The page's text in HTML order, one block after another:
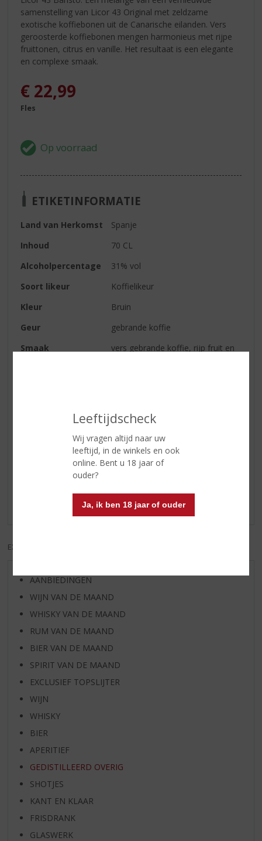
Leeftijdscheck
Wij vragen altijd naar uw
leeftijd, in de winkels en ook
online. Bent u 18 jaar of
ouder?
Ja, ik ben 18 jaar of ouder
samenstelling van Licor 43 Original met zeldzame
exotische koffiebonen uit de Canarische eilanden. Vers
geroosterde koffiebonen mengen harmonieus met rijpe
fruittonen, citrus en vanille. Het resultaat is een elegante
en complexe smaak.
€ 22,99
Fles
ETIKETINFORMATIE
Land van Herkomst
Spanje
Inhoud
70 CL
Alcoholpercentage
31% vol
Soort likeur
Koffielikeur
Kleur
Bruin
Geur
gebrande koffie
Smaak
vers gebrande koffie, rijp fruit en
heerlijk over het ijs
Reviews
Er zijn nog geen reviews geplaatst voor dit product
EXCL. BTW
AANBIEDINGEN
WIJN VAN DE MAAND
WHISKY VAN DE MAAND
RUM VAN DE MAAND
BIER VAN DE MAAND
SPIRIT VAN DE MAAND
EXCLUSIEF TOPSLIJTER
WIJN
WHISKY
BIER
APERITIEF
GEDISTILLEERD OVERIG
SHOTJES
KANT EN KLAAR
FRISDRANK
GLASWERK